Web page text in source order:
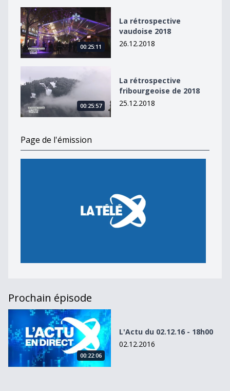
La rétrospective vaudoise 2018
00:25:11
La rétrospective
vaudoise 2018
26.12.2018
00:25:57
La rétrospective
fribourgeoise de 2018
25.12.2018
Page de l'émission
Prochain épisode
L&#039;Actu du 02.12.16 - 18h00
00:22:06
L'Actu du 02.12.16 - 18h00
02.12.2016